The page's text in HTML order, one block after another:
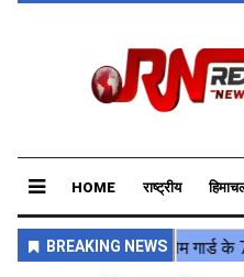
HOME राष्ट्रीय